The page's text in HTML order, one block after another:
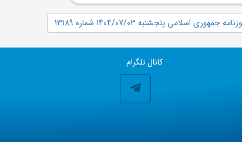
جمهوری اسلامی پنجشنبه 1404/07/03 شماره 13189
کانال تلگرام